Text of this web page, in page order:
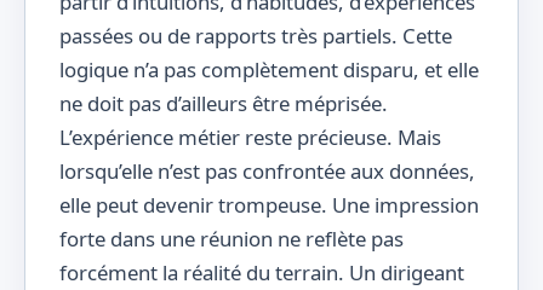
passées ou de rapports très partiels. Cette
logique n’a pas complètement disparu, et elle
ne doit pas d’ailleurs être méprisée.
L’expérience métier reste précieuse. Mais
lorsqu’elle n’est pas confrontée aux données,
elle peut devenir trompeuse. Une impression
forte dans une réunion ne reflète pas
forcément la réalité du terrain. Un dirigeant